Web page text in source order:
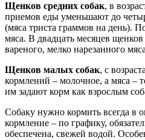
Щенков средних собак, в
приемов еды уменьшают до
(мяса триста граммов на день).
мяса. В двадцать месяцев
вареного, мелко нарезанного
Щенков малых собак, с
кормлений – молочное, а мяса –
им задают корм как взрослым
Собаку нужно кормить всегда в
кормление – по графику,
обеспечена, свежей водой.